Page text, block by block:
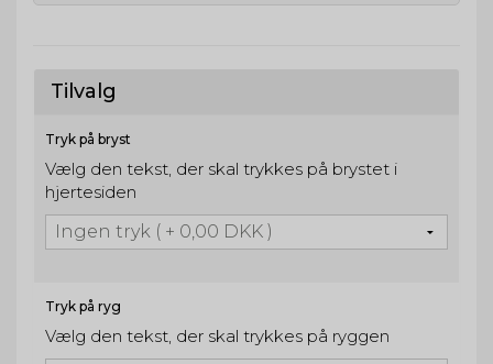
Tilvalg
Tryk på bryst
Vælg den tekst, der skal trykkes på brystet i
hjertesiden
Tryk på ryg
Vælg den tekst, der skal trykkes på ryggen